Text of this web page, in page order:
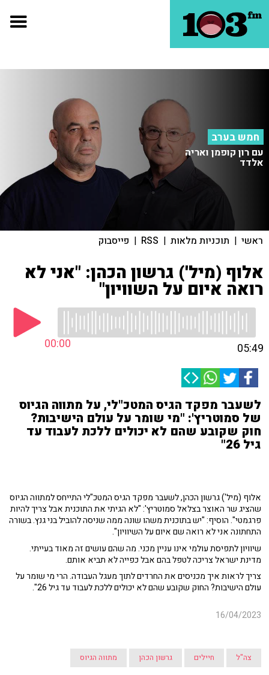
חמש בערב
עם רון קופמן ואריה
אלדד
ראשי | תוכניות מלאות |
RSS
| פייסבוק
אלוף (מיל') גרשון הכהן: "אני לא
רואה איום על השוויון"
00:00 05:49
לשעבר מפקד הגיס המטכ"לי, על מתווה הגיוס
של סמוטריץ': "מי שומר על עולם הישיבות?
חוק שקובע שהם לא יכולים ללכת לעבוד עד
גיל 26"
אלוף (מיל') גרשון הכהן, לשעבר מפקד הגיס המטכ"לי התייחס למתווה הגיוס
שהציג שר האוצר בצלאל סמוטריץ': "לא הגיתי את התוכנית אבל צריך להיות
פרגמטי". הוסיף: "יש בתוכנית משהו שונה ממה שניסה להוביל בני גנץ. בשורה
התחתונה אני לא רואה שם איום על השיוויון".
שיוויון לתפיסת עולמי אינו עניין מכני. מה שהם עושים זה מאוד בעייתי.
מדינת ישראל צריכה לטפל בהם אבל כפייה לא תביא אותם.
צריך לראות איך מכניסים את החרדים לתוך מעגל העבודה. הרי מי שומר על
עולם הישיבות? החוק שקובע שהם לא יכולים ללכת לעבוד עד גיל 26".
16/04/2023
צה"ל חיילים גרשון הכהן מתווה הגיוס